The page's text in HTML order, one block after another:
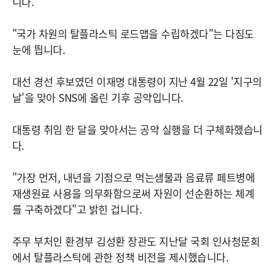
"국가 차원의 탈플라스틱 로드맵을 수립하겠다"는 다짐도
눈에 띕니다.
대선 경선 후보였던 이재명 대통령이 지난 4월 22일 '지구의
날'을 맞아 SNS에 올린 기후 공약입니다.
대통령 취임 한 달을 맞아서는 공약 실행을 더 구체화했습니
다.
"가장 먼저, 내년을 기점으로 먹는샘물과 음료류 페트병에
재생원료 사용을 의무화함으로써 자원이 선순환하는 체계
를 구축하겠다"고 밝힌 겁니다.
주무 부처인 환경부 김성환 장관도 지난달 국회 인사청문회
에서 탈플라스틱에 관한 정책 비전을 제시했습니다.